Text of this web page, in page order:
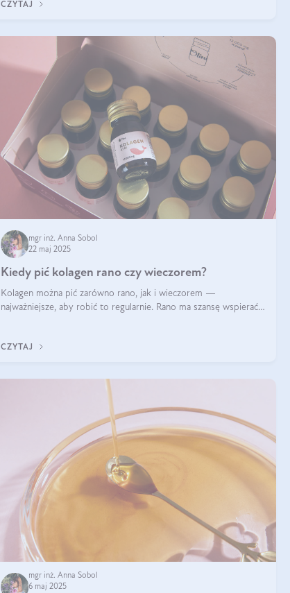
swojej diety — być może to pierwsza ok
CZYTAJ
mgr inż. Anna Sobol
22 maj 2025
Kiedy pić kolagen rano czy wieczorem?
Kolagen można pić zarówno rano, jak i wieczorem —
najważniejsze, aby robić to regularnie. Rano ma szansę wspierać
CZYTAJ
mgr inż. Anna Sobol
6 maj 2025